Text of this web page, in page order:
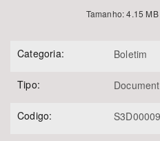
Tamanho: 4.15
Categoria: Boletim
Tipo:
Codigo: S3D00009